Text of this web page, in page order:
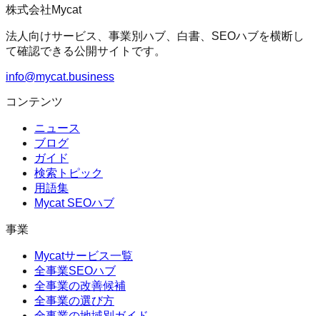
株式会社Mycat
法人向けサービス、事業別ハブ、白書、SEOハブを横断し
て確認できる公開サイトです。
info@mycat.business
コンテンツ
ニュース
ブログ
ガイド
検索トピック
用語集
Mycat SEOハブ
事業
Mycatサービス一覧
全事業SEOハブ
全事業の改善候補
全事業の選び方